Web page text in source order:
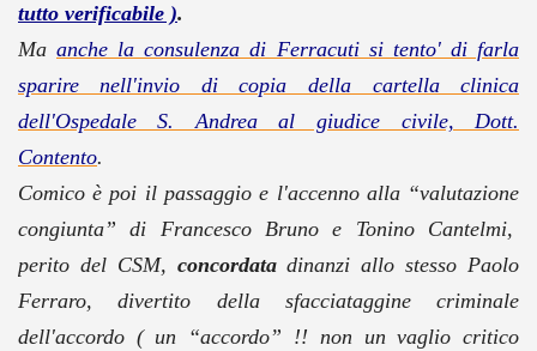
tutto verificabile ).
Maanche la consulenza di Ferracuti si tento' di farla
sparire nell'invio di copia della cartella clinica
dell'Ospedale S. Andrea al giudice civile, Dott.
Contento.
Comico è poi il passaggio e l'accenno alla “valutazione
congiunta” di Francesco Bruno e Tonino Cantelmi,
perito del CSM, concordata dinanzi allo stesso Paolo
Ferraro, divertito della sfacciataggine criminale
dell'accordo ( un “accordo” !! non un vaglio critico